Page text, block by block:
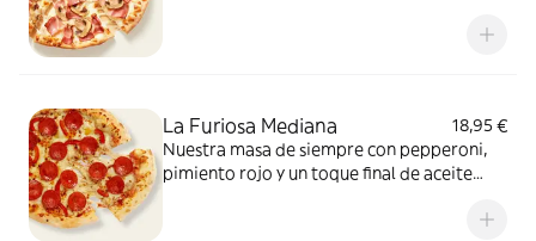
La Furiosa Mediana
18,95 €
Nuestra masa de siempre con pepperoni,
pimiento rojo y un toque final de aceite